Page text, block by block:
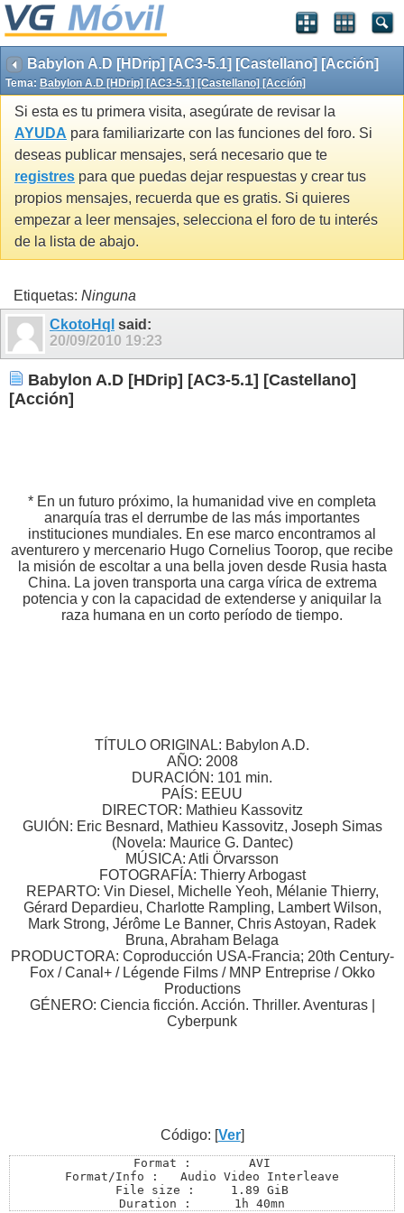
Babylon A.D [HDrip] [AC3-5.1] [Castellano] [Acción]
Tema: Babylon A.D [HDrip] [AC3-5.1] [Castellano] [Acción]
Si esta es tu primera visita, asegúrate de revisar la
AYUDA para familiarizarte con las funciones del foro. Si
deseas publicar mensajes, será necesario que te
registres para que puedas dejar respuestas y crear tus
propios mensajes, recuerda que es gratis. Si quieres
empezar a leer mensajes, selecciona el foro de tu interés
de la lista de abajo.
Etiquetas: Ninguna
CkotoHql said:
20/09/2010 19:23
Babylon A.D [HDrip] [AC3-5.1] [Castellano]
[Acción]
* En un futuro próximo, la humanidad vive en completa
anarquía tras el derrumbe de las más importantes
instituciones mundiales. En ese marco encontramos al
aventurero y mercenario Hugo Cornelius Toorop, que recibe
la misión de escoltar a una bella joven desde Rusia hasta
China. La joven transporta una carga vírica de extrema
potencia y con la capacidad de extenderse y aniquilar la
raza humana en un corto período de tiempo.
TÍTULO ORIGINAL: Babylon A.D.
AÑO: 2008
DURACIÓN: 101 min.
PAÍS: EEUU
DIRECTOR: Mathieu Kassovitz
GUIÓN: Eric Besnard, Mathieu Kassovitz, Joseph Simas
(Novela: Maurice G. Dantec)
MÚSICA: Atli Örvarsson
FOTOGRAFÍA: Thierry Arbogast
REPARTO: Vin Diesel, Michelle Yeoh, Mélanie Thierry,
Gérard Depardieu, Charlotte Rampling, Lambert Wilson,
Mark Strong, Jérôme Le Banner, Chris Astoyan, Radek
Bruna, Abraham Belaga
PRODUCTORA: Coproducción USA-Francia; 20th Century-
Fox / Canal+ / Légende Films / MNP Entreprise / Okko
Productions
GÉNERO: Ciencia ficción. Acción. Thriller. Aventuras |
Cyberpunk
Código: [Ver]
Format :  	AVI
Format/Info : 	Audio Video Interleave
File size : 	1.89 GiB
Duration : 	1h 40mn